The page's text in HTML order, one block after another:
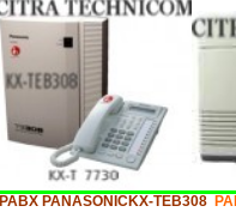
PABX PANASONICKX-TEB308